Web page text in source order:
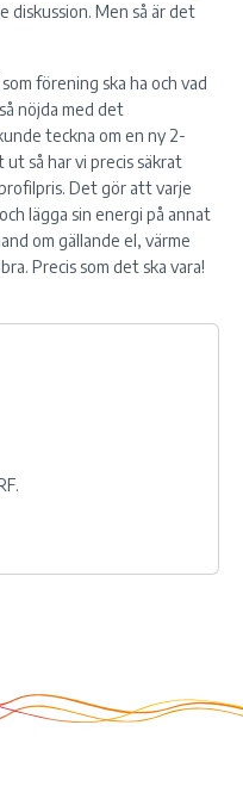
diskussion. Men så är det
förening ska ha och vad
nöjda med det
teckna om en ny 2-
så har vi precis säkrat
Det gör att varje
lägga sin energi på annat
om gällande el, värme
Precis som det ska vara!